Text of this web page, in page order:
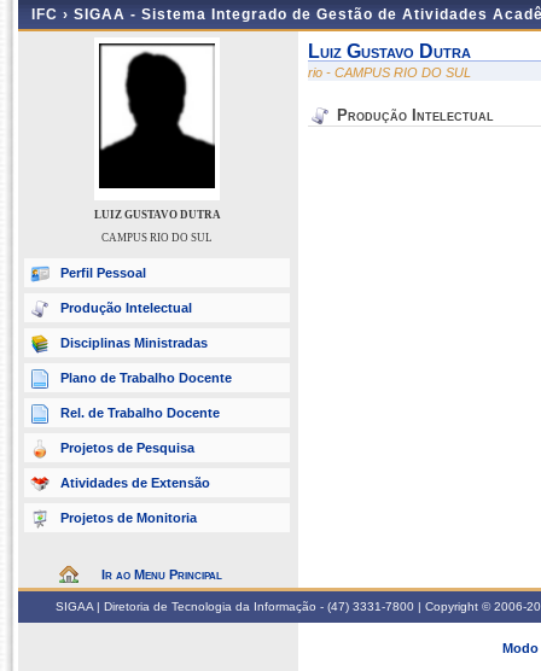
IFC › SIGAA - Sistema Integrado de Gestão de Atividades
LUIZ GUSTAVO DUTRA
CAMPUS RIO DO SUL
Perfil Pessoal
Produção Intelectual
Disciplinas Ministradas
Plano de Trabalho Docente
Rel. de Trabalho Docente
Projetos de Pesquisa
Atividades de Extensão
Projetos de Monitoria
Ir ao Menu Principal
Luiz Gustavo Dutra
rio - CAMPUS RIO DO SUL
Produção Intelectual
SIGAA | Diretoria de Tecnologia da Informação - (47) 3331-7800 | Copyright © 2006-
Modo